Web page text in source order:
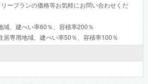
ープランの価格等お気軽にお問い合わせくだ
域、建ぺい率60％、容積率200％
地域、建ぺい率50％、容積率100％